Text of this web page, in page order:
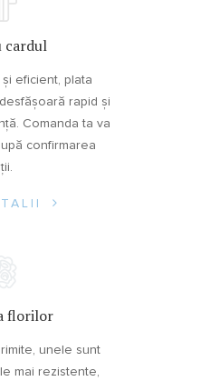
cardul
eficient, plata
rapid și
Comanda ta va
confirmarea
florilor
unele sunt
mai rezistente,